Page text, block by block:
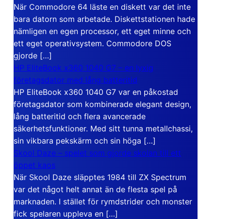
När Commodore 64 läste en diskett var det inte
bara datorn som arbetade. Diskettstationen hade
nämligen en egen processor, ett eget minne och
ett eget operativsystem. Commodore DOS
gjorde […]
HP EliteBook x360 1040 G7 – en lyxig
företagsdator med lång batteritid
HP EliteBook x360 1040 G7 var en påkostad
företagsdator som kombinerade elegant design,
lång batteritid och flera avancerade
säkerhetsfunktioner. Med sitt tunna metallchassi,
sin vikbara pekskärm och sin höga […]
Skool Daze – spelet som gjorde skolan till ett
öppet kaos
När Skool Daze släpptes 1984 till ZX Spectrum
var det något helt annat än de flesta spel på
marknaden. I stället för rymdstrider och monster
fick spelaren uppleva en […]